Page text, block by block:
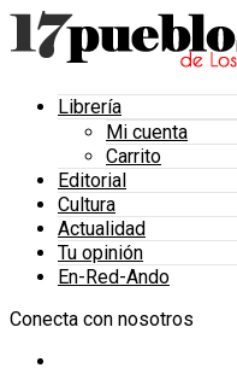
Librería
Mi cuenta
Carrito
Editorial
Cultura
Actualidad
Tu opinión
En-Red-Ando
Conecta con nosotros